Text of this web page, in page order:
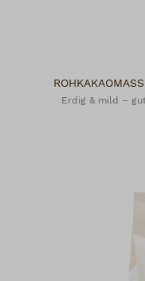
Erdig & mild –